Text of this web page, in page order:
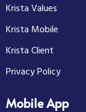
Krista Values
Krista Mobile
Krista Client
Privacy Policy
Mobile App